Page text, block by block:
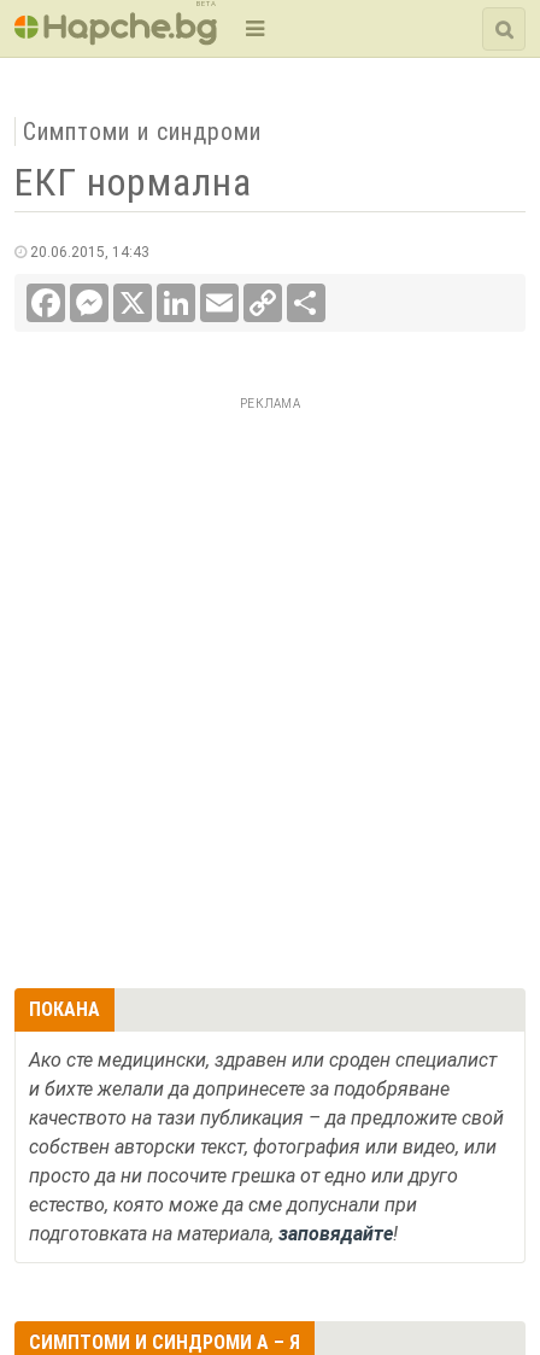
BETA
Симптоми и синдроми
ЕКГ нормална
20.06.2015, 14:43
FacebookMessenger LinkedInEmail
Copy
Link
РЕКЛАМА
ПОКАНА
Ако сте медицински, здравен или сроден специалист
и бихте желали да допринесете за подобряване
качеството на тази публикация – да предложите свой
собствен авторски текст, фотография или видео, или
просто да ни посочите грешка от едно или друго
естество, която може да сме допуснали при
подготовката на материала, заповядайте!
СИМПТОМИ И СИНДРОМИ А – Я